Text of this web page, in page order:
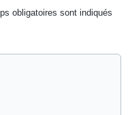
obligatoires sont indiqués